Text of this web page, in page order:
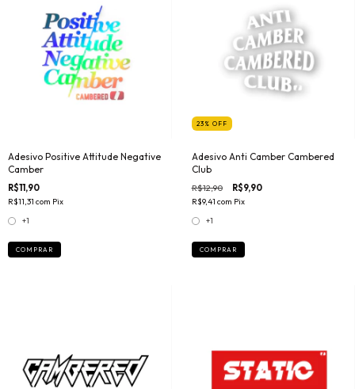
Adesivo Positive Attitude Negative
Camber
R$11,90
R$11,31 com Pix
+1
COMPRAR
23 % OFF
Adesivo Anti Camber Cambered
Club
R$12,90 R$9,90
R$9,41 com Pix
+1
COMPRAR